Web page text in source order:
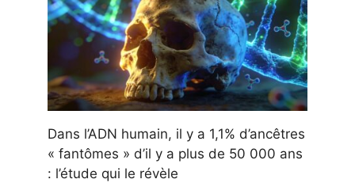
Dans l’ADN humain, il y a 1,1% d’ancêtres
« fantômes » d’il y a plus de 50 000 ans
: l’étude qui le révèle